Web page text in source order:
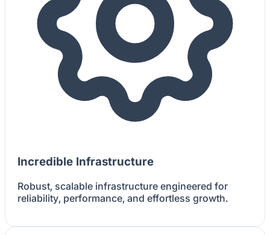
Incredible Infrastructure
Robust, scalable infrastructure engineered for
reliability, performance, and effortless growth.